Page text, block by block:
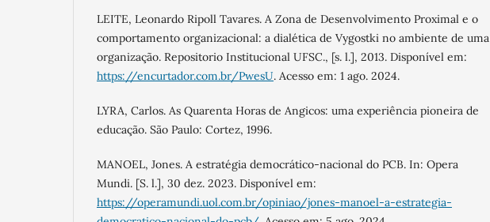
LEITE, Leonardo Ripoll Tavares. A Zona de Desenvolvimento Proximal e o
comportamento organizacional: a dialética de Vygostki no ambiente de uma
organização. Repositorio Institucional UFSC., [s. l.], 2013. Disponível em:
https://encurtador.com.br/PwesU. Acesso em: 1 ago. 2024.
LYRA, Carlos. As Quarenta Horas de Angicos: uma experiência pioneira de
educação. São Paulo: Cortez, 1996.
MANOEL, Jones. A estratégia democrático-nacional do PCB. In: Opera
Mundi. [S. l.], 30 dez. 2023. Disponível em:
https://operamundi.uol.com.br/opiniao/jones-manoel-a-estrategia-